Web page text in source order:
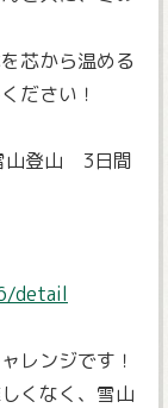
芯から温める
ださい！
山登山 3日間
detail
レンジです！
くなく、雪山